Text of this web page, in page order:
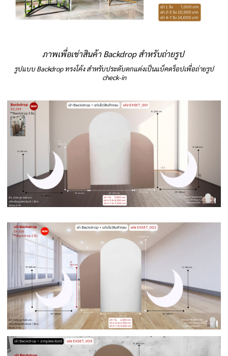
ภาพเพื่อเช่าสินค้า Backdrop สำหรับถ่ายรูป
รูปแบบ Backdrop ทรงโค้ง สำหรับประดับตกแต่งเป็นแบ็คดร็อปเพื่อถ่ายรูป
check-in